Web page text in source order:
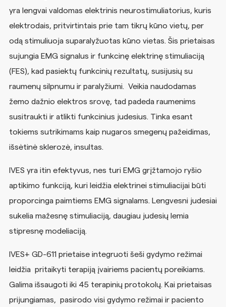
yra lengvai valdomas elektrinis neurostimuliatorius, kuris
elektrodais, pritvirtintais prie tam tikrų kūno vietų, per
odą stimuliuoja suparalyžuotas kūno vietas. Šis prietaisas
sujungia EMG signalus ir funkcinę elektrinę stimuliaciją
(FES), kad pasiektų funkcinių rezultatų, susijusių su
raumenų silpnumu ir paralyžiumi. Veikia naudodamas
žemo dažnio elektros srovę, tad padeda raumenims
susitraukti ir atlikti funkcinius judesius. Tinka esant
tokiems sutrikimams kaip nugaros smegenų pažeidimas,
išsėtinė sklerozė, insultas.
IVES yra itin efektyvus, nes turi EMG grįžtamojo ryšio
aptikimo funkciją, kuri leidžia elektrinei stimuliacijai būti
proporcinga paimtiems EMG signalams. Lengvesni judesiai
sukelia mažesnę stimuliaciją, daugiau judesių lemia
stipresnę modeliaciją.
IVES+ GD-611 prietaise integruoti šeši gydymo režimai
leidžia pritaikyti terapiją įvairiems pacientų poreikiams.
Galima išsaugoti iki 45 terapinių protokolų. Kai prietaisas
prijungiamas, pasirodo visi gydymo režimai ir paciento